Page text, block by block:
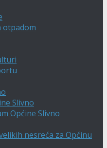
otpadom
Slivno
Općine Slivno
nesreća za Općinu